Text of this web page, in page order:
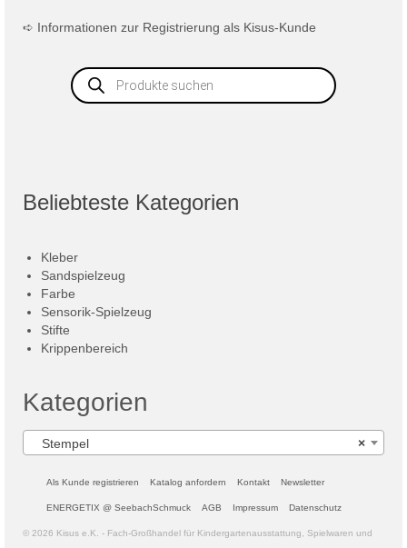
➪ Informationen zur Registrierung als Kisus-Kunde
Products
search
Beliebteste Kategorien
Kleber
Sandspielzeug
Farbe
Sensorik-Spielzeug
Stifte
Krippenbereich
Kategorien
×
Stempel
Als Kunde registrieren Katalog anfordern Kontakt Newsletter
ENERGETIX @ SeebachSchmuck AGB Impressum Datenschutz
© 2026 Kisus e.K. - Fach-Großhandel für Kindergartenausstattung, Spielwaren und